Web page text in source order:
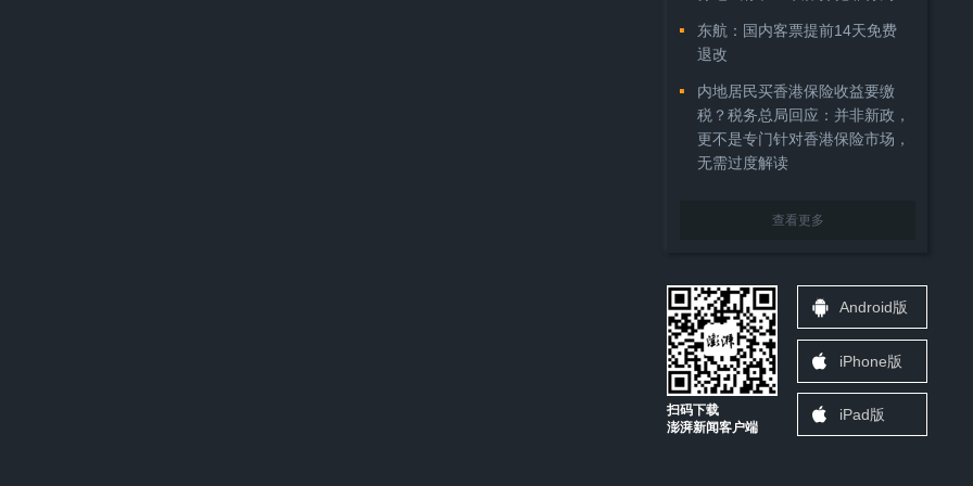
东航：国内客票提前14天免费
退改
内地居民买香港保险收益要缴
税？税务总局回应：并非新政，
更不是专门针对香港保险市场，
无需过度解读
查看更多
扫码下载
澎湃新闻客户端
Android版
iPhone版
iPad版